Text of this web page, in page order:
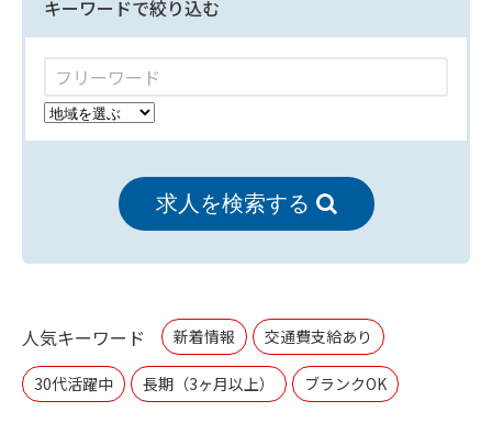
キーワードで絞り込む
求人を検索する
人気キーワード 新着情報 交通費支給あり
30代活躍中 長期（3ヶ月以上） ブランクOK